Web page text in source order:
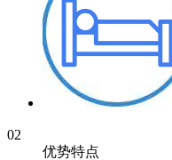
02
优势特点